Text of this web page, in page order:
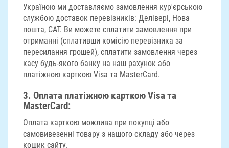
Україною ми доставляємо замовлення кур'єрською
службою доставок перевізників: Делівері, Нова
пошта, САТ. Ви можете сплатити замовлення при
отриманні (сплативши комісію перевізника за
пересилання грошей), сплатити замовлення через
касу будь-якого банку на наш рахунок або
платіжною карткою Visa та MasterCard.
3. Оплата платіжною карткою Visa та
MasterCard:
Оплата карткою можлива при покупці або
самовивезенні товару з нашого складу або через
кошик сайту.